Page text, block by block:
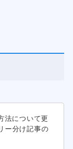
法について更
ー分け記事の